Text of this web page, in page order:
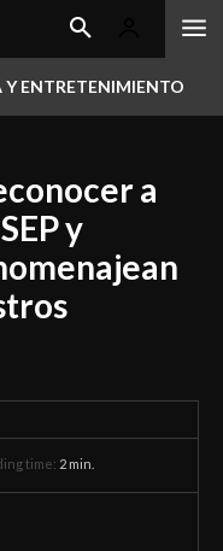
Y ENTRETENIMIENTO
a
y
time: 2 min.